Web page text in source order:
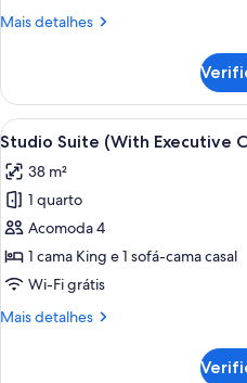
(With
Lounge
Access)
Mais detalhes
Mais
King
Room
(With
Club
Lounge
Access)
Carrega
todas
as
fotos
de
Studio
Suite
Executive
6
Studio Suite (With Executive
38 m²
1 quarto
Acomoda 4
1 cama King e 1 sofá-cama casal
Wi-Fi grátis
Mais detalhes
Mais